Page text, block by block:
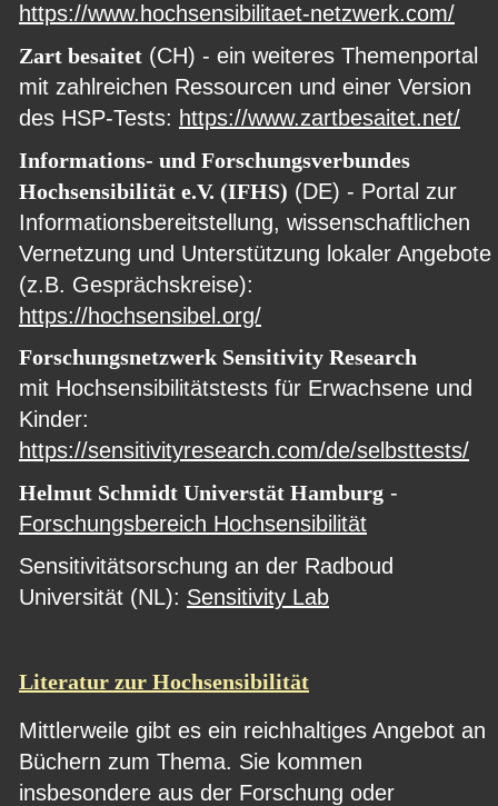
https://www.hochsensibilitaet-netzwerk.com/
Zart besaitet (CH) - ein weiteres Themenportal
mit zahlreichen Ressourcen und einer Version
des HSP-Tests: https://www.zartbesaitet.net/
Informations- und Forschungsverbundes
Hochsensibilität e.V. (IFHS) (DE) - Portal zur
Informationsbereitstellung, wissenschaftlichen
Vernetzung und Unterstützung lokaler Angebote
(z.B. Gesprächskreise):
https://hochsensibel.org/
Forschungsnetzwerk Sensitivity Research
mit Hochsensibilitätstests für Erwachsene und
Kinder:
https://sensitivityresearch.com/de/selbsttests/
Helmut Schmidt Universtät Hamburg -
Forschungsbereich Hochsensibilität
Sensitivitätsorschung an der Radboud
Universität (NL): Sensitivity Lab
Literatur zur Hochsensibilität
Mittlerweile gibt es ein reichhaltiges Angebot an
Büchern zum Thema. Sie kommen
insbesondere aus der Forschung oder